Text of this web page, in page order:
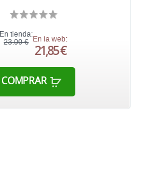
En tienda:
23,00 €
En la web:
21,85 €
COMPRAR